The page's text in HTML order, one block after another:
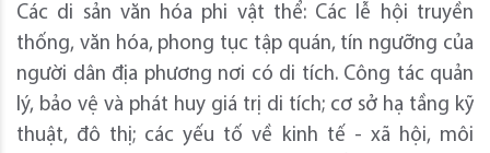
Các di sản văn hóa phi vật thể: Các lễ hội truyền
thống, văn hóa, phong tục tập quán, tín ngưỡng của
người dân địa phương nơi có di tích. Công tác quản
lý, bảo vệ và phát huy giá trị di tích; cơ sở hạ tầng kỹ
thuật, đô thị; các yếu tố về kinh tế - xã hội, môi